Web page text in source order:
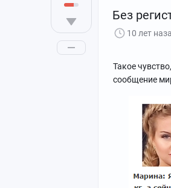
Без
10 лет
Такое
сообщение